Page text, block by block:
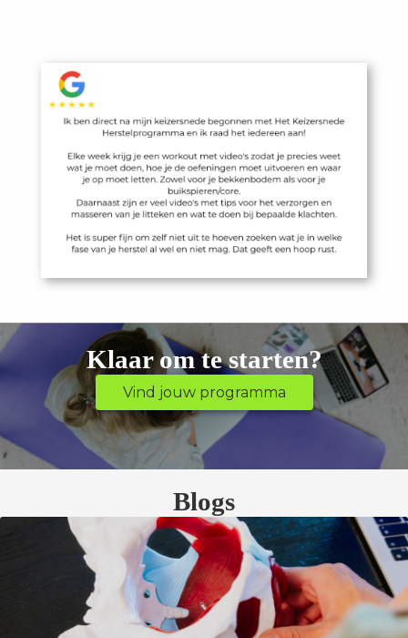
Klaar om te starten?
Vind jouw programma
Blogs